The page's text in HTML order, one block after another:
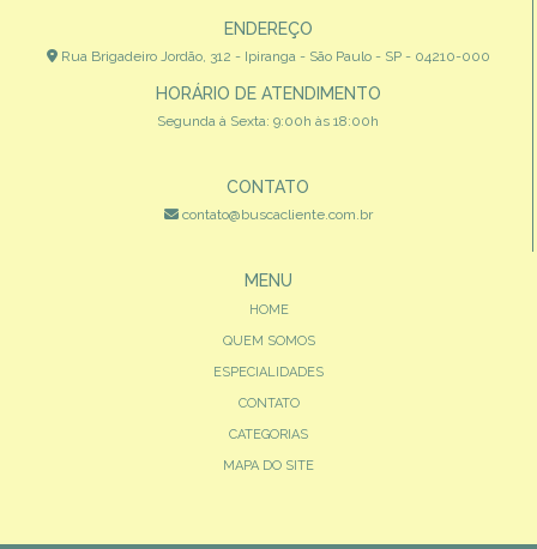
ENDEREÇO
Rua Brigadeiro Jordão, 312 - Ipiranga - São Paulo - SP - 04210-000
HORÁRIO DE ATENDIMENTO
Segunda à Sexta: 9:00h às 18:00h
CONTATO
contato@buscacliente.com.br
MENU
HOME
QUEM SOMOS
ESPECIALIDADES
CONTATO
CATEGORIAS
MAPA DO SITE